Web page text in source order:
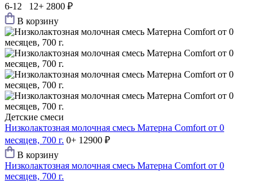
6-12 12+ 2800 ₽
В корзину
Детские смеси
Низколактозная молочная смесь Матерна Comfort от 0
месяцев, 700 г. 0+ 12900 ₽
В корзину
Низколактозная молочная смесь Матерна Comfort от 0
месяцев, 700 г.